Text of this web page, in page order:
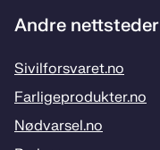
Andre nettsteder
Sivilforsvaret.no
Farligeprodukter.no
Nødvarsel.no